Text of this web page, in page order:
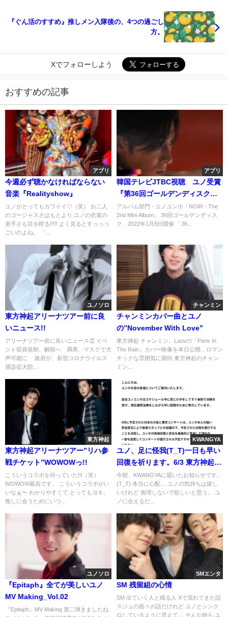
『ぐん活のすすめ』推しメン入隊後の、4つの過ごし
方。
Xでフォローしよう
おすすめの記事
アプリ
今週必ず聴かなければならない
音楽『Realityshow』
ユノがとってもカワイイ♡（笑） お二人
のゴージャスさはもとより ユノの衣裳の
派手さも目を瞠る!!!!! よく見るとすっっっ
ごいのよね。 「...
アプリ
韓国テレビJTBC視聴 ユノ受賞
『第36回ゴールデンディスク』
1/8
アルバム部門 - ユノユンホ「NOIR - The
2nd Mini Album」 36回ゴールデンディス
ク、2022年1月8日開催 「36...
ユノソロ
東方神起アリーナツアー前に良
いニュース!!
アリーナツアー前に良いニュース👏 イベ
ント収容規制、解除へ 満席、マスクで大
声可能に 政府が、新型コロナウイルス
感染拡大防...
チャンミン
チャンミンカバー曲とユノ
の”November With Love”
東方神起 チャンミン、Lauvの「Paris In
The Rain」カバー映像を本日公開…ロマン
チックな雰囲気に期待 東方神起のチャン
ミン...
東方神起
東方神起アリーナツアー”リハ参
戦チケット”WOWOWっ!!
こういうコラボを待っていた!!!（笑）
WOWOW最高です。 こういうコラボがい
いなぁ〜 わかりやすくて とってもヨキ。
推しに会うためにいつ...
KWANGYA
ユノ、足に怪我(T_T)一日も早い
回復を祈ります。6/3 東方神起
POPUPショップ＆カフェ：レポ
今朝、KWANGYAに届いたお知らせです。
(T_T) 本当に心配… ユノの気持ちは嬉し
いけれど 無理しないで欲しいと思う。 ユ
ノに会えるだ...
ユノソロ
『Epitaph』全てが美しいユノ
MV Making_Vol.02
『Epitaph』MV Making 第二弾きましたね
SMエンタ
SM 残留組の心情
SM 出ていく人と残る人 Xで流れてきた話
スジュの面々の話だけれど ユノとシンク
ロしているように思えて… そんな時も ユ